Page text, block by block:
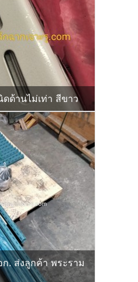
ดด้านไม่เท่า สีขาว
ก. ส่งลูกค้า พระราม